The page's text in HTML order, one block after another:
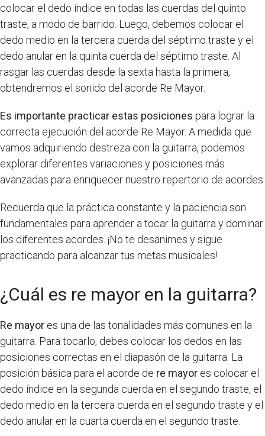
colocar el dedo índice en todas las cuerdas del quinto
traste, a modo de barrido. Luego, debemos colocar el
dedo medio en la tercera cuerda del séptimo traste y el
dedo anular en la quinta cuerda del séptimo traste. Al
rasgar las cuerdas desde la sexta hasta la primera,
obtendremos el sonido del acorde Re Mayor.
Es importante practicar estas posiciones para lograr la
correcta ejecución del acorde Re Mayor. A medida que
vamos adquiriendo destreza con la guitarra, podemos
explorar diferentes variaciones y posiciones más
avanzadas para enriquecer nuestro repertorio de acordes.
Recuerda que la práctica constante y la paciencia son
fundamentales para aprender a tocar la guitarra y dominar
los diferentes acordes. ¡No te desanimes y sigue
practicando para alcanzar tus metas musicales!
¿Cuál es re mayor en la guitarra?
Re mayor es una de las tonalidades más comunes en la
guitarra. Para tocarlo, debes colocar los dedos en las
posiciones correctas en el diapasón de la guitarra. La
posición básica para el acorde de re mayor es colocar el
dedo índice en la segunda cuerda en el segundo traste, el
dedo medio en la tercera cuerda en el segundo traste y el
dedo anular en la cuarta cuerda en el segundo traste.